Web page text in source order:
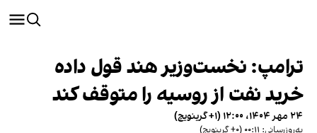
ترامپ: نخست‌وزیر هند قول داده
خرید نفت از روسیه را متوقف کند
۲۴ مهر ۱۴۰۴، ۱۲:۰۰ (‎+۱ گرینویچ)
به‌روزرسانی: ۰۰:۱۱ (‎+۰ گرینویچ)